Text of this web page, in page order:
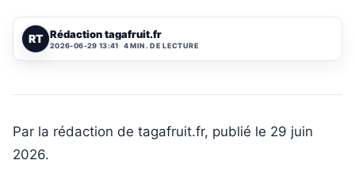
RT Rédaction tagafruit.fr
2026-06-29 13:41 4 MIN. DE LECTURE
Par la rédaction de tagafruit.fr, publié le 29 juin
2026.